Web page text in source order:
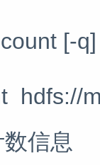
[-
hdfs://
信息